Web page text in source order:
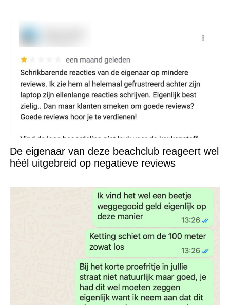
De eigenaar van deze beachclub reageert wel
héél uitgebreid op negatieve reviews